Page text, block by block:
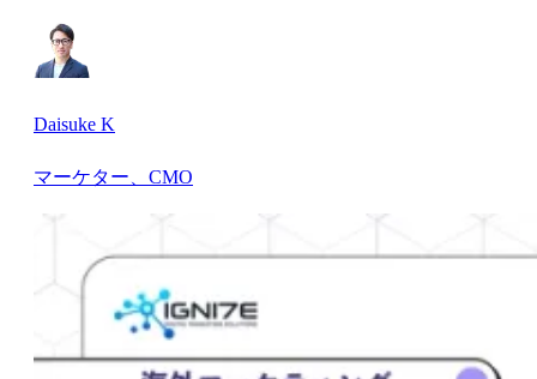
Daisuke K
マーケター、CMO